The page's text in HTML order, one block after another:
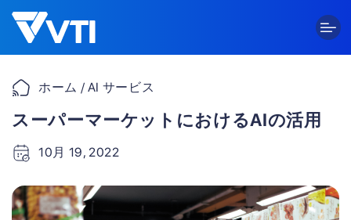
content
ホーム / AI サービス
スーパーマーケットにおけるAIの活用
10月 19, 2022